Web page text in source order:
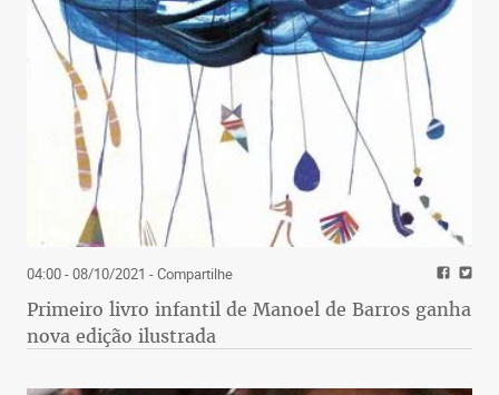
04:00 - 08/10/2021 - Compartilhe
Primeiro livro infantil de Manoel de Barros ganha
nova edição ilustrada